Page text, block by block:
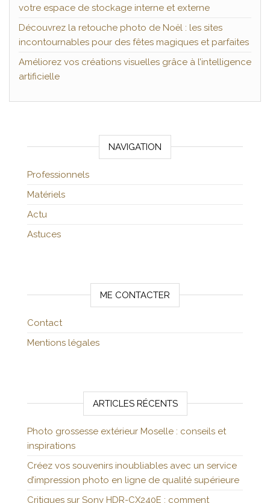
votre espace de stockage interne et externe
Découvrez la retouche photo de Noël : les sites
incontournables pour des fêtes magiques et parfaites
Améliorez vos créations visuelles grâce à l’intelligence
artificielle
NAVIGATION
Professionnels
Matériels
Actu
Astuces
ME CONTACTER
Contact
Mentions légales
ARTICLES RÉCENTS
Photo grossesse extérieur Moselle : conseils et
inspirations
Créez vos souvenirs inoubliables avec un service
d’impression photo en ligne de qualité supérieure
Critiques sur Sony HDR-CX240E : comment